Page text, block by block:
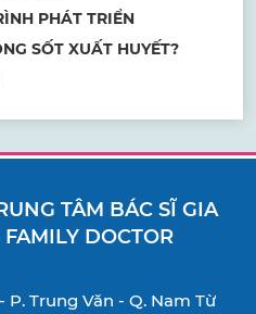
PHÁT TRIỂN
SỐT XUẤT HUYẾT?
TÂM BÁC SĨ GIA
DOCTOR
Trung Văn - Q. Nam Từ